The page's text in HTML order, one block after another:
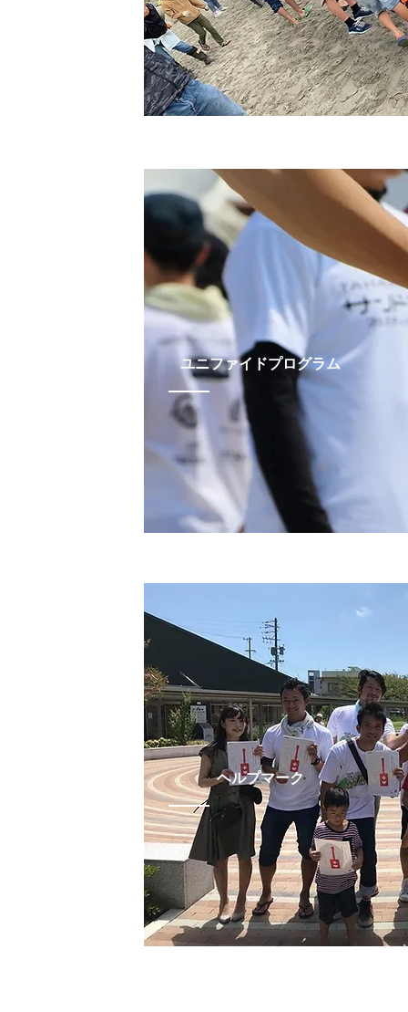
​ユニファイドプログラム
ヘルプマーク